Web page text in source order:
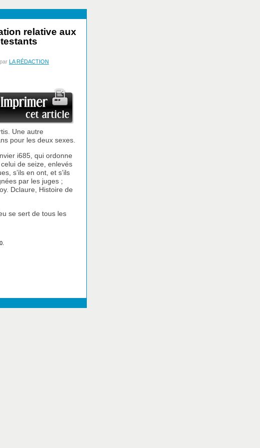
relative aux
LA RÉDACTION
Une autre
pour les deux sexes.
i685, qui ordonne
de seize, enlevés
s’ils en ont, et s’ils
par les juges ;
Dclaure, Histoire de
se sert de tous les